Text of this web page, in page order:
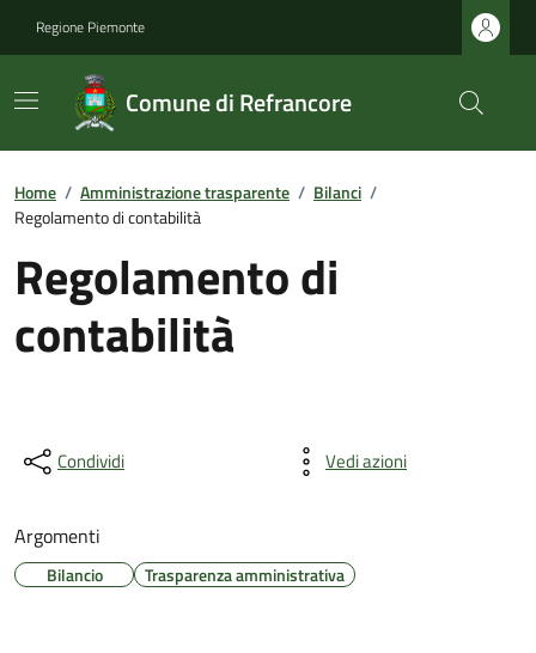
Regione Piemonte
Comune di Refrancore
Home / Amministrazione trasparente / Bilanci /
Regolamento di contabilità
Regolamento di
contabilità
Condividi Vedi azioni
Argomenti
Bilancio Trasparenza amministrativa